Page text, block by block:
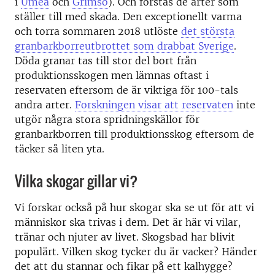
ställer till med skada. Den exceptionellt varma
och torra sommaren 2018 utlöste det största
granbarkborreutbrottet som drabbat Sverige.
Döda granar tas till stor del bort från
produktionsskogen men lämnas oftast i
reservaten eftersom de är viktiga för 100-tals
andra arter. Forskningen visar att reservaten inte
utgör några stora spridningskällor för
granbarkborren till produktionsskog eftersom de
täcker så liten yta.
Vilka skogar gillar vi?
Vi forskar också på hur skogar ska se ut för att vi
människor ska trivas i dem. Det är här vi vilar,
tränar och njuter av livet. Skogsbad har blivit
populärt. Vilken skog tycker du är vacker? Händer
det att du stannar och fikar på ett kalhygge?